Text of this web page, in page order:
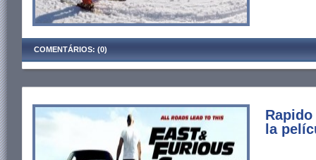
COMENTÁRIOS: (0)
la